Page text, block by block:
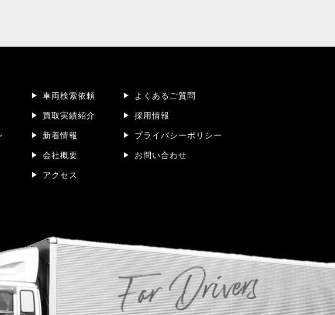
車両検索依頼
買取実績紹介
新着情報
会社概要
アクセス
よくあるご質問
採用情報
プライバシーポリシー
お問い合わせ